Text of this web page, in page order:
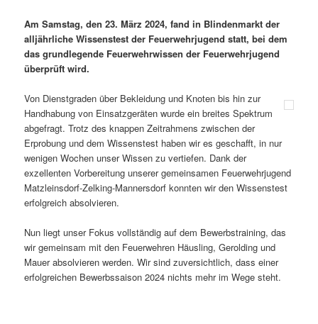
Am Samstag, den 23. März 2024, fand in Blindenmarkt der
alljährliche Wissenstest der Feuerwehrjugend statt, bei dem
das grundlegende Feuerwehrwissen der Feuerwehrjugend
überprüft wird.
Von Dienstgraden über Bekleidung und Knoten bis hin zur
Handhabung von Einsatzgeräten wurde ein breites Spektrum
abgefragt. Trotz des knappen Zeitrahmens zwischen der
Erprobung und dem Wissenstest haben wir es geschafft, in nur
wenigen Wochen unser Wissen zu vertiefen. Dank der
exzellenten Vorbereitung unserer gemeinsamen Feuerwehrjugend
Matzleinsdorf-Zelking-Mannersdorf konnten wir den Wissenstest
erfolgreich absolvieren.
Nun liegt unser Fokus vollständig auf dem Bewerbstraining, das
wir gemeinsam mit den Feuerwehren Häusling, Gerolding und
Mauer absolvieren werden. Wir sind zuversichtlich, dass einer
erfolgreichen Bewerbssaison 2024 nichts mehr im Wege steht.